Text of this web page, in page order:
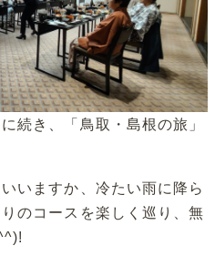
続き、「鳥取・島根の旅」
いますか、冷たい雨に降ら
のコースを楽しく巡り、無